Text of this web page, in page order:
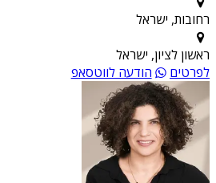
רחובות, ישראל
ראשון לציון, ישראל
לפרטים
הודעה לווטסאפ